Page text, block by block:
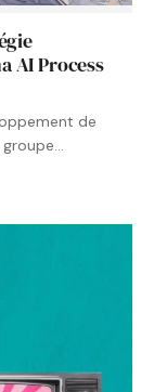
AI Process
de